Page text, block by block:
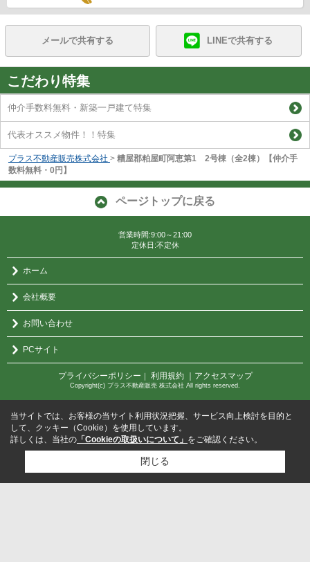
メールで共有する LINEで共有する
こだわり特集
仲介手数料無料・新築一戸建て特集
代表オススメ物件！！特集
プラス不動産販売株式会社 > 糟屋郡粕屋町阿恵第1 2号棟（全2棟）【仲介手
数料無料・0円】
ページトップに戻る
営業時間:9:00～21:00
定休日:不定休
ホーム
会社概要
お問い合わせ
PCサイト
プライバシーポリシー ｜ 利用規約 ｜アクセスマップ
Copyright(c) プラス不動産販売 株式会社 All rights reserved.
当サイトでは、お客様の当サイト利用状況把握、サービス向上検討を目的と
して、クッキー（Cookie）を使用しています。
詳しくは、当社の 「Cookieの取扱いについて」 をご確認ください。
閉じる